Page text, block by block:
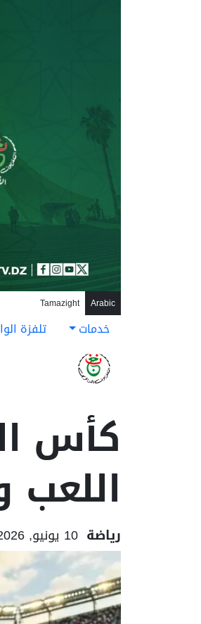
Arabic
Tamazight
خدمات تلفزة
اللعب
رياضة 10 يونيو, 2026